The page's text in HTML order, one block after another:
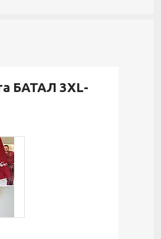
БАТАЛ 3XL-